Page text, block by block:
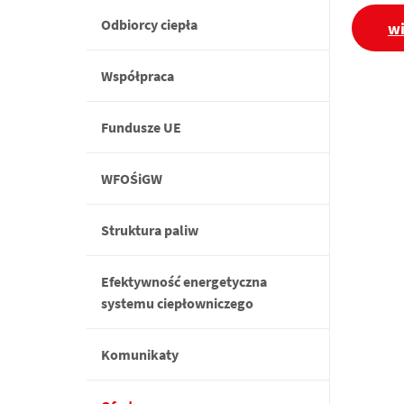
Odbiorcy ciepła
Współpraca
Fundusze UE
WFOŚiGW
Struktura paliw
Efektywność energetyczna
systemu ciepłowniczego
Komunikaty